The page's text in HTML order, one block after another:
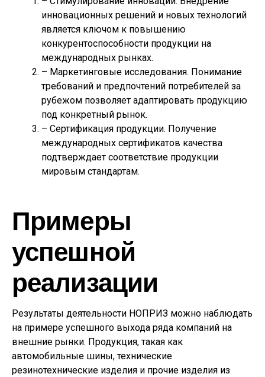
инновационных решений и новых технологий
является ключом к повышению
конкурентоспособности продукции на
международных рынках.
– Маркетинговые исследования. Понимание
требований и предпочтений потребителей за
рубежом позволяет адаптировать продукцию
под конкретный рынок.
– Сертификация продукции. Получение
международных сертификатов качества
подтверждает соответствие продукции
мировым стандартам.
Примеры
успешной
реализации
Результаты деятельности НОПРИЗ можно наблюдать
на примере успешного выхода ряда компаний на
внешние рынки. Продукция, такая как
автомобильные шины, технические
резинотехнические изделия и прочие изделия из